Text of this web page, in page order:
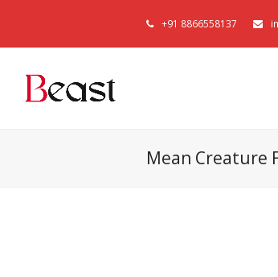
+91 8866558137
Mean Creature